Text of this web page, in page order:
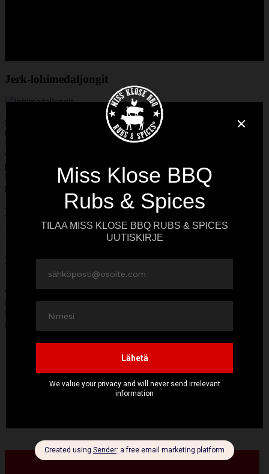
Jerk-lohimedaljongit
Sen lisäksi että Miss Klosen Jerk Rub toimii erinomaisesti
kanalle, possulle ja kasviksille, on se omiaan myös kalan kanssa.
Kokeile esimerkiksi lohen seurana. Ja jos haluat todellisen
vanhanliiton ratkaisun ja pidät erityisesti lohen rapeasta
paistopinnasta, kannattaa leikata lohifilee medaljongeiksi.
Lohimedaljongit syntyvät kätevästi niin pannussa kuin
grillissäkin.
4:lle
Vaatimustaso: Helppo
3-4 rkl
Miss Klose Jerk Rub
Leikkaa lohifilee noin 5–6 centin paloiksi ja leikkaa sitten paloihin
viilto juuri nahkaan, niin että nahka jää kuitenkin ehjäksi. Avaa palat
medaljongeiksi ja mausta Miss Klose Jerk Rubilla. Grillaa tai paista
lohimedaljongit kuumassa pannussa kauniin ruskeaksi noin 2
minuuttia per puoli.